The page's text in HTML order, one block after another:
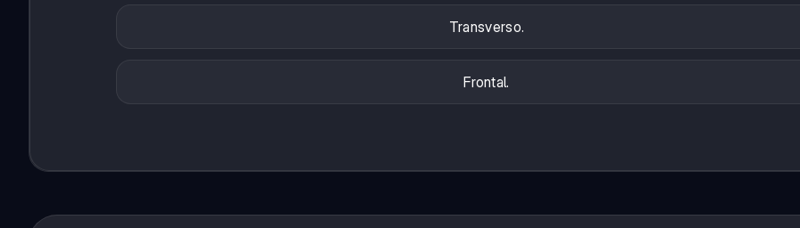
Transverso.
Frontal.